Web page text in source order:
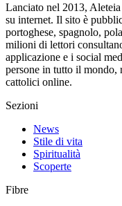
Lanciato nel 2013,
su internet. Il sito è
portoghese, spagnolo,
milioni di lettori
applicazione e i social
persone in tutto il mondo,
cattolici online.
Sezioni
News
Stile di vita
Spiritualità
Scoperte
Fibre